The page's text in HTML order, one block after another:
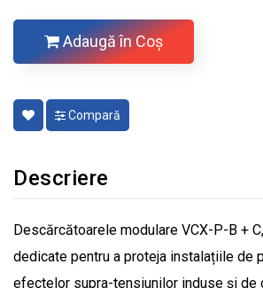
Adaugă în Coş
Compară
Descriere
Descărcătoarele modulare VCX-P-B +
dedicate pentru a proteja instalațiile de
efectelor supra-tensiunilor induse și de